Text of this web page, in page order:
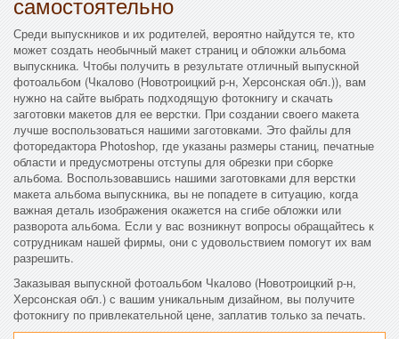
Среди выпускников и их родителей, вероятно найдутся те, кто
может создать необычный макет страниц и обложки альбома
выпускника. Чтобы получить в результате отличный выпускной
фотоальбом (Чкалово (Новотроицкий р-н, Херсонская обл.)), вам
нужно на сайте выбрать подходящую фотокнигу и скачать
заготовки макетов для ее верстки. При создании своего макета
лучше воспользоваться нашими заготовками. Это файлы для
фоторедактора Photoshop, где указаны размеры станиц, печатные
области и предусмотрены отступы для обрезки при сборке
альбома. Воспользовавшись нашими заготовками для верстки
макета альбома выпускника, вы не попадете в ситуацию, когда
важная деталь изображения окажется на сгибе обложки или
разворота альбома. Если у вас возникнут вопросы обращайтесь к
сотрудникам нашей фирмы, они с удовольствием помогут их вам
разрешить.
Заказывая выпускной фотоальбом Чкалово (Новотроицкий р-н,
Херсонская обл.) с вашим уникальным дизайном, вы получите
фотокнигу по привлекательной цене, заплатив только за печать.